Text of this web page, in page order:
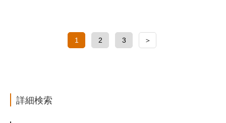
詳細検索
1 2 3 ＞